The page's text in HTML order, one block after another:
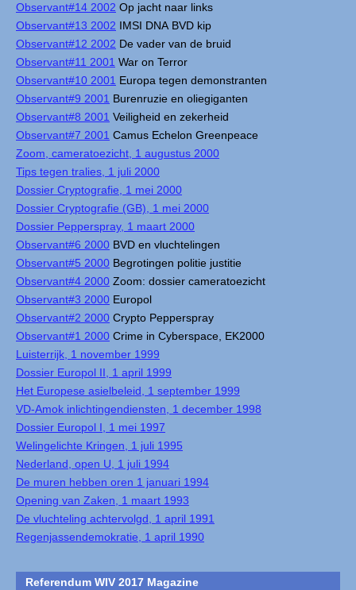
Observant#14 2002 Op jacht naar links
Observant#13 2002 IMSI DNA BVD kip
Observant#12 2002 De vader van de bruid
Observant#11 2001 War on Terror
Observant#10 2001 Europa tegen demonstranten
Observant#9 2001 Burenruzie en oliegiganten
Observant#8 2001 Veiligheid en zekerheid
Observant#7 2001 Camus Echelon Greenpeace
Zoom, cameratoezicht, 1 augustus 2000
Tips tegen tralies, 1 juli 2000
Dossier Cryptografie, 1 mei 2000
Dossier Cryptografie (GB), 1 mei 2000
Dossier Pepperspray, 1 maart 2000
Observant#6 2000 BVD en vluchtelingen
Observant#5 2000 Begrotingen politie justitie
Observant#4 2000 Zoom: dossier cameratoezicht
Observant#3 2000 Europol
Observant#2 2000 Crypto Pepperspray
Observant#1 2000 Crime in Cyberspace, EK2000
Luisterrijk, 1 november 1999
Dossier Europol II, 1 april 1999
Het Europese asielbeleid, 1 september 1999
VD-Amok inlichtingendiensten, 1 december 1998
Dossier Europol I, 1 mei 1997
Welingelichte Kringen, 1 juli 1995
Nederland, open U, 1 juli 1994
De muren hebben oren 1 januari 1994
Opening van Zaken, 1 maart 1993
De vluchteling achtervolgd, 1 april 1991
Regenjassendemokratie, 1 april 1990
Referendum WIV 2017 Magazine